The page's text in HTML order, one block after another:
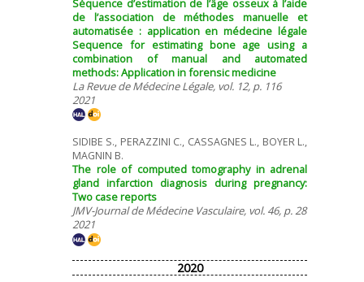
Séquence d’estimation de l’âge osseux à l’aide
de l’association de méthodes manuelle et
automatisée : application en médecine légale
Sequence for estimating bone age using a
combination of manual and automated
methods: Application in forensic medicine
La Revue de Médecine Légale, vol. 12, p. 116
2021
SIDIBE S., PERAZZINI C., CASSAGNES L., BOYER L.,
MAGNIN B.
The role of computed tomography in adrenal
gland infarction diagnosis during pregnancy:
Two case reports
JMV-Journal de Médecine Vasculaire, vol. 46, p. 28
2021
2020